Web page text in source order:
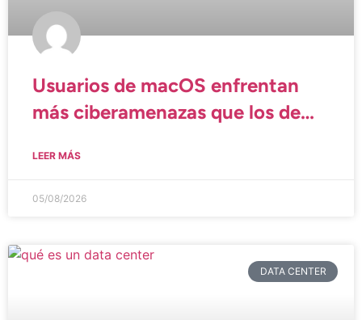
Usuarios de macOS enfrentan
más ciberamenazas que los de
LEER MÁS
05/08/2026
DATA CENTER